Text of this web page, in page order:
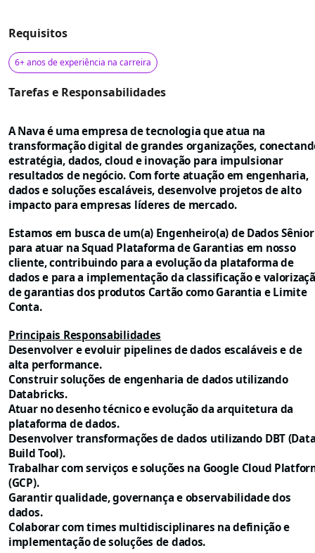
Requisitos
6+ anos de experiência na carreira
Tarefas e Responsabilidades
A Nava é uma empresa de tecnologia que atua na
transformação digital de grandes organizações,
estratégia, dados, cloud e inovação para impulsionar
resultados de negócio. Com forte atuação em engenharia,
dados e soluções escaláveis, desenvolve projetos de alto
impacto para empresas líderes de mercado.
Estamos em busca de um(a) Engenheiro(a) de Dados Sênior
para atuar na Squad Plataforma de Garantias em nosso
cliente, contribuindo para a evolução da plataforma de
dados e para a implementação da classificação e
de garantias dos produtos Cartão como Garantia e Limite
Conta.
Principais Responsabilidades
Desenvolver e evoluir pipelines de dados escaláveis e de
alta performance.
Construir soluções de engenharia de dados utilizando
Databricks.
Atuar no desenho técnico e evolução da arquitetura da
plataforma de dados.
Desenvolver transformações de dados utilizando DBT
Build Tool).
Trabalhar com serviços e soluções na Google Cloud
(GCP).
Garantir qualidade, governança e observabilidade dos
dados.
Colaborar com times multidisciplinares na definição e
implementação de soluções de dados.